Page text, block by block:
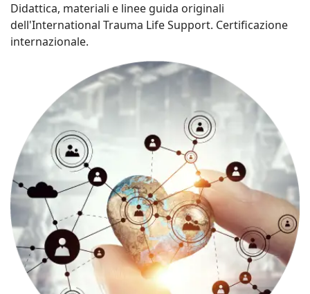
Didattica, materiali e linee guida originali
dell'International Trauma Life Support. Certificazione
internazionale.